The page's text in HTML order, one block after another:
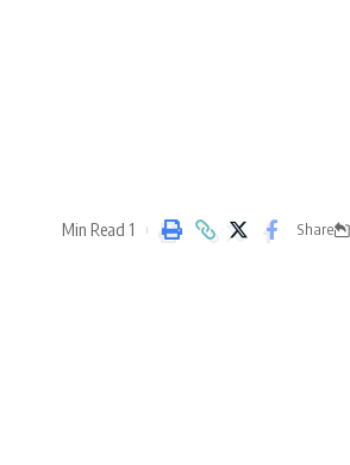
Share
1 Min Read